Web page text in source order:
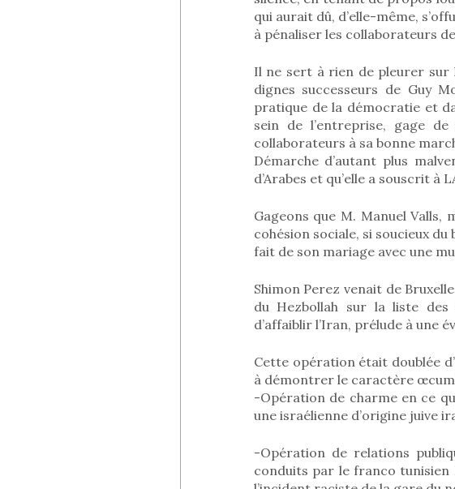
qui aurait dû, d’elle-même,
à pénaliser les collaborateurs
Il ne sert à rien de pleurer sur
dignes successeurs de Guy
pratique de la démocratie et
sein de l’entreprise, gage
collaborateurs à sa bonne
Démarche d’autant plus
d’Arabes et qu’elle a souscrit à
Gageons que M. Manuel
cohésion sociale, si soucieux
fait de son mariage avec une
Shimon Perez venait de
du Hezbollah sur la liste
d’affaiblir l’Iran, prélude à une
Cette opération était doublée
à démontrer le caractère
-Opération de charme en ce
une israélienne d’origine juive
-Opération de relations
conduits par le franco tunisien